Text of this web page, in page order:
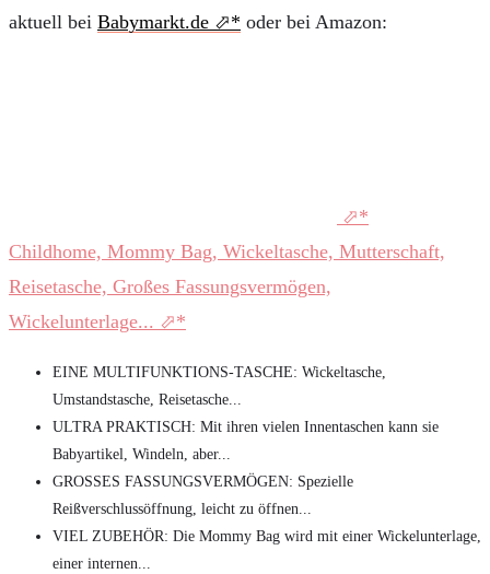
aktuell bei Babymarkt.de oder bei Amazon:
Childhome, Mommy Bag, Wickeltasche, Mutterschaft,
Reisetasche, Großes Fassungsvermögen,
Wickelunterlage...
EINE MULTIFUNKTIONS-TASCHE: Wickeltasche,
Umstandstasche, Reisetasche...
ULTRA PRAKTISCH: Mit ihren vielen Innentaschen kann sie
Babyartikel, Windeln, aber...
GROSSES FASSUNGSVERMÖGEN: Spezielle
Reißverschlussöffnung, leicht zu öffnen...
VIEL ZUBEHÖR: Die Mommy Bag wird mit einer Wickelunterlage,
einer internen...